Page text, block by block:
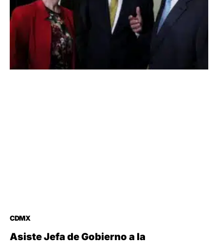
CDMX
Asiste Jefa de Gobierno a la